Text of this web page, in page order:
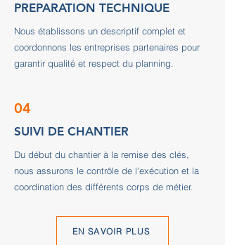
PREPARATION TECHNIQUE
Nous établissons un descriptif complet et
coordonnons les entreprises partenaires pour
garantir qualité et respect du planning.
04
SUIVI DE CHANTIER
Du début du chantier à la remise des clés,
nous assurons le contrôle de l'exécution et la
coordination des différents corps de métier.
EN SAVOIR PLUS